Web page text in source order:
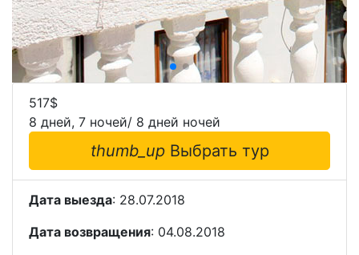
517$
8 дней, 7 ночей/ 8 дней ночей
thumb_up Выбрать тур
Дата выезда: 28.07.2018
Дата возвращения: 04.08.2018